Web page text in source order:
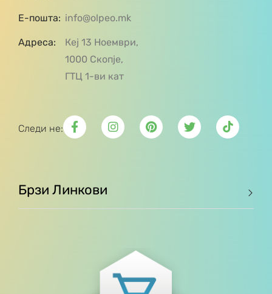
Е-пошта: info@olpeo.mk
Адреса:
Кеј 13 Ноември,
1000 Скопје,
ГТЦ 1-ви кат
Следи не:
Брзи Линкови